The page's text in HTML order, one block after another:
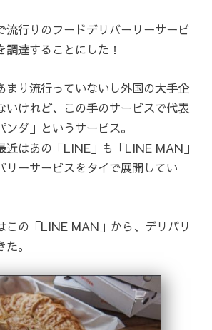
流行りのフードデリバーリーサービ
達することにした！
まり流行っていないし外国の大手企
いけれど、この手のサービスで代表
ダ」というサービス。
近はあの「LINE」も「LINE MAN」
リーサービスをタイで展開してい
この「LINE MAN」から、デリバリ
。